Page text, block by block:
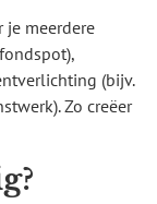
meerdere
(bijv.
Zo creëer